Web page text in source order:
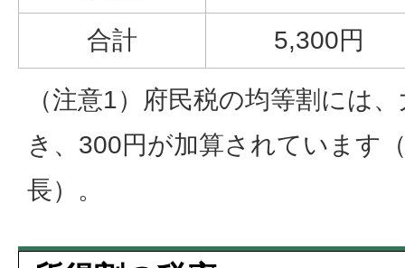
合計 5,300円
（注意1）府民税の均等割には
き、300円が加算されています
長）。